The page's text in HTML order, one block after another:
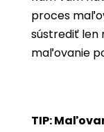
proces
sústrediť len
maľovanie
TIP: